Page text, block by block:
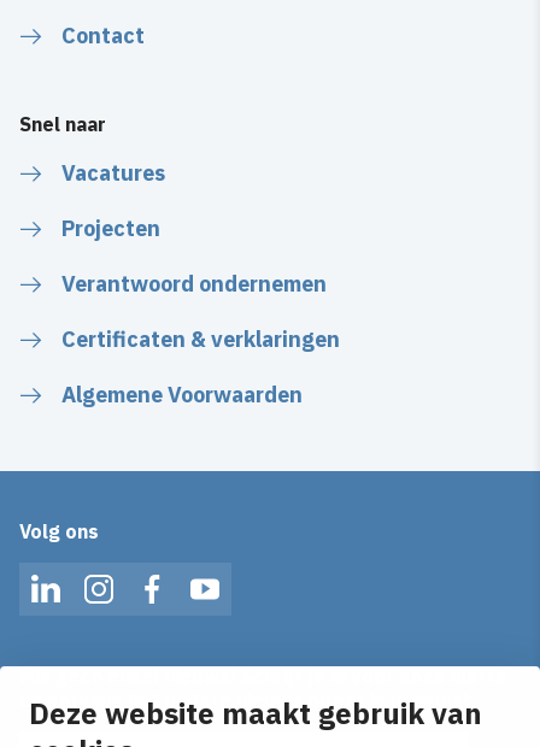
Deze website maakt gebruik van
Contact
Snel naar
Vacatures
Projecten
Verantwoord ondernemen
Certificaten & verklaringen
Algemene Voorwaarden
Volg ons
LinkedInInstagramFacebookYouTube
en ontvang het laatste nieuws direct in je inbox!